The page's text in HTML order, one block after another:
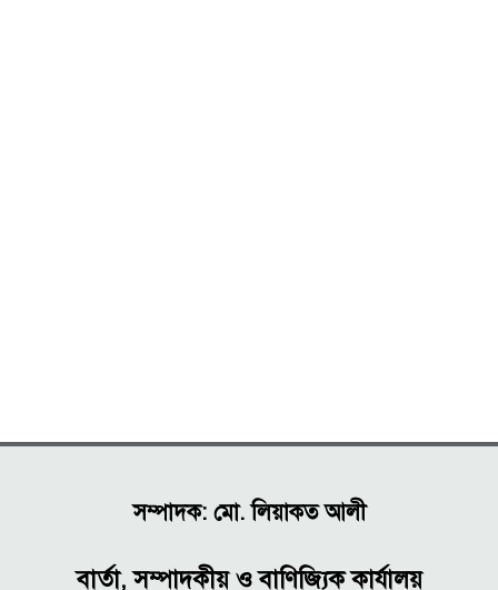
সম্পাদক: মো. লিয়াকত আলী
বার্তা, সম্পাদকীয় ও বাণিজ্যিক কার্যালয়